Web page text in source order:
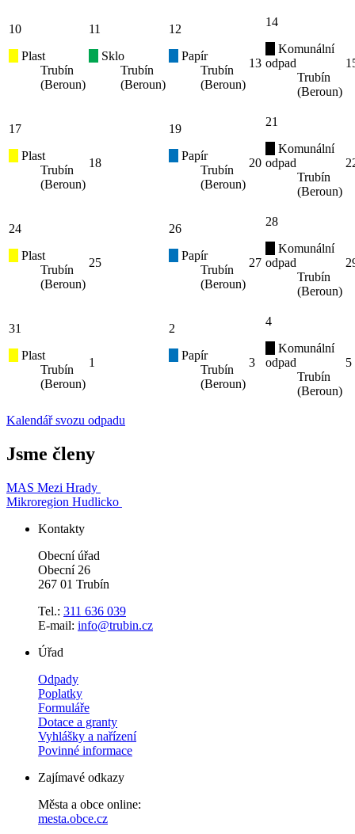
10
Plast
Trubín
(Beroun)
11
Sklo
Trubín
(Beroun)
12
Papír
Trubín
(Beroun)
13
14
Komunální
odpad
Trubín
(Beroun)
17
Plast
Trubín
(Beroun)
18
19
Papír
Trubín
(Beroun)
20
21
Komunální
odpad
Trubín
(Beroun)
24
Plast
Trubín
(Beroun)
25
26
Papír
Trubín
(Beroun)
27
28
Komunální
odpad
Trubín
(Beroun)
31
Plast
Trubín
(Beroun)
1
2
Papír
Trubín
(Beroun)
3
4
Komunální
odpad
Trubín
(Beroun)
5
Kalendář svozu odpadu
Jsme členy
MAS Mezi Hrady
Mikroregion Hudlicko
Kontakty
Obecní úřad
Obecní 26
267 01 Trubín
Tel.: 311 636 039
E-mail: info@trubin.cz
Úřad
Odpady
Poplatky
Formuláře
Dotace a granty
Vyhlášky a nařízení
Povinné informace
Zajímavé odkazy
Města a obce online:
mesta.obce.cz